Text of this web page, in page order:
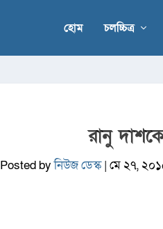
হোম চলচ্চিত্র
রানু
Posted byনিউজ ডেস্ক| মে ২৭,